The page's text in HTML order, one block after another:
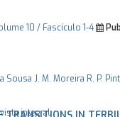
10 / Fascículo 1-4
Sousa J. M. Moreira R. P.
integral